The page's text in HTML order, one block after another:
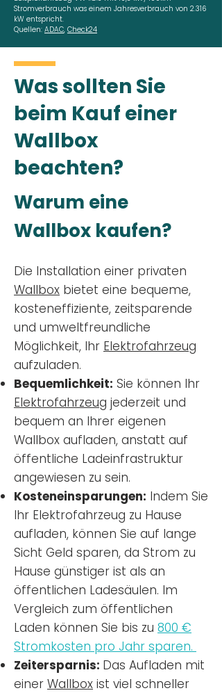
Stromverbrauch was einem Jahresverbrauch von 2.316
kW entspricht.
Quellen: ADAC, Check24
Was sollten Sie
beim Kauf einer
Wallbox
beachten?
Warum eine
Wallbox kaufen?
Die Installation einer privaten
Wallbox bietet eine bequeme,
kosteneffiziente, zeitsparende
und umweltfreundliche
Möglichkeit, Ihr Elektrofahrzeug
aufzuladen.
Bequemlichkeit: Sie können Ihr
Elektrofahrzeug jederzeit und
bequem an Ihrer eigenen
Wallbox aufladen, anstatt auf
öffentliche Ladeinfrastruktur
angewiesen zu sein.
Kosteneinsparungen: Indem Sie
Ihr Elektrofahrzeug zu Hause
aufladen, können Sie auf lange
Sicht Geld sparen, da Strom zu
Hause günstiger ist als an
öffentlichen Ladesäulen. Im
Vergleich zum öffentlichen
Laden können Sie bis zu 800 €
Stromkosten pro Jahr sparen.
Zeitersparnis: Das Aufladen mit
einer Wallbox ist viel schneller